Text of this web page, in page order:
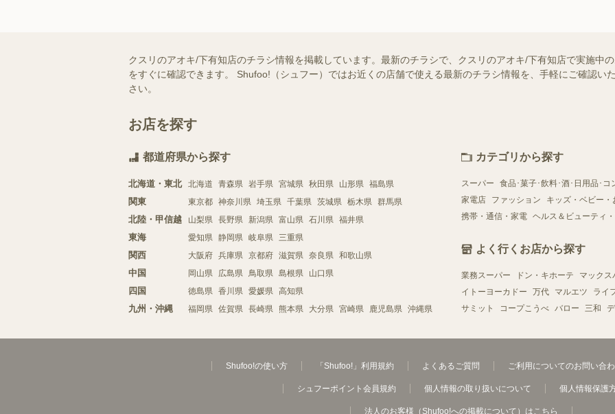
クスリのアオキ/下有知店のチラシ情報を掲載しています。最新のチラシで、クスリのアオキ/下有知店で実施中
をすぐに確認できます。 Shufoo!（シュフー）ではお近くの店舗で使える最新のチラシ情報を、手軽にご確認い
さい。
お店を探す
都道府県から探す
北海道・東北 北海道 青森県 岩手県 宮城県 秋田県 山形県 福島県
関東 東京都 神奈川県 埼玉県 千葉県 茨城県 栃木県 群馬県
北陸・甲信越 山梨県 長野県 新潟県 富山県 石川県 福井県
東海 愛知県 静岡県 岐阜県 三重県
関西 大阪府 兵庫県 京都府 滋賀県 奈良県 和歌山県
中国 岡山県 広島県 鳥取県 島根県 山口県
四国 徳島県 香川県 愛媛県 高知県
九州・沖縄 福岡県 佐賀県 長崎県 熊本県 大分県 宮崎県 鹿児島県 沖縄県
カテゴリから探す
スーパー 食品･菓子･飲料･酒･日用品･コ
家電店
ファッション キッズ・ベビー・
携帯・通信・家電 ヘルス＆ビューティ
よく行くお店から探す
業務スーパー ドン・キホーテ マックス
イトーヨーカドー
万代 マルエツ ライ
サミット
コープこうべ バロー 三和
Shufoo!の使い方 「Shufoo!」利用規約 よくあるご質問 ご利用についてのお問い合
シュフーポイント会員規約 個人情報の取り扱いについて 個人情報保護
法人のお客様（Shufoo!への掲載について）はこちら